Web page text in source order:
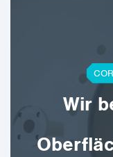
Wir